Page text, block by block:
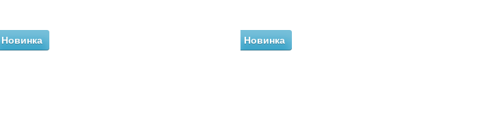
Новинка Новинка